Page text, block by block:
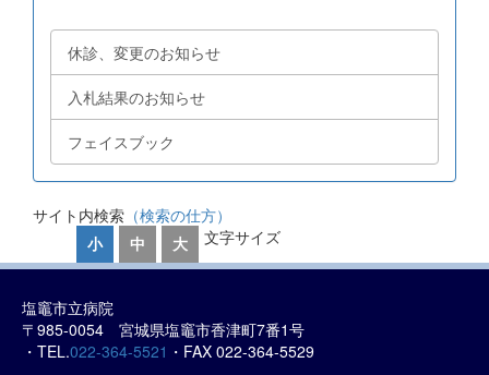
休診、変更のお知らせ
入札結果のお知らせ
フェイスブック
サイト内検索 （検索の仕方）
小 中 大 文字サイズ
塩竈市立病院
〒985-0054 宮城県塩竈市香津町7番1号
・TEL.022-364-5521 ・FAX 022-364-5529